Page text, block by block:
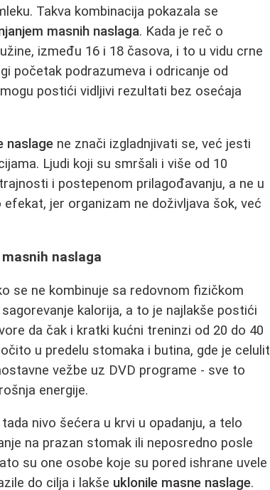
Takva kombinacija pokazala se
masnih naslaga. Kada je reč o
između 16 i 18 časova, i to u vidu crne
početak podrazumeva i odricanje od
postići vidljivi rezultati bez osećaja
naslage ne znači izgladnjivati se, već jesti
Ljudi koji su smršali i više od 10
i postepenom prilagođavanju, a ne u
jer organizam ne doživljava šok, već
naslaga
se ne kombinuje sa redovnom fizičkom
kalorija, a to je najlakše postići
da čak i kratki kućni treninzi od 20 do 40
u predelu stomaka i butina, gde je celulit
vežbe uz DVD programe - sve to
energije.
nivo šećera u krvi u opadanju, a telo
na prazan stomak ili neposredno posle
su one osobe koje su pored ishrane uvele
do cilja i lakše uklonile masne naslage.